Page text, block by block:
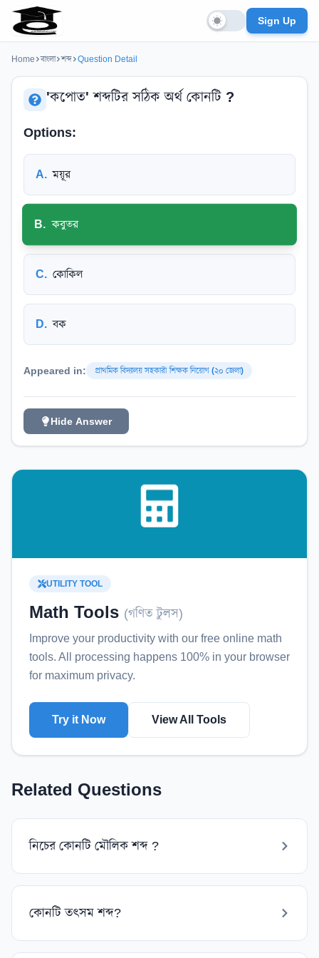
Sign Up
Home বাংলা শব্দ Question Detail
'কপোত' শব্দটির সঠিক অর্থ কোনটি ?
Options:
A. ময়ূর
B. কবুতর
C. কোকিল
D. বক
Appeared in: প্রাথমিক বিদ্যালয় সহকারী শিক্ষক নিয়োগ (২০ জেলা)
Hide Answer
UTILITY TOOL
Math Tools (গণিত টুলস)
Improve your productivity with our free online math
tools. All processing happens 100% in your browser
for maximum privacy.
Try it Now View All Tools
Related Questions
নিচের কোনটি মৌলিক শব্দ ?
কোনটি তৎসম শব্দ?